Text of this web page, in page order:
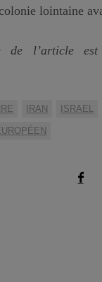
lointaine
l’article est
IRAN ISRAEL